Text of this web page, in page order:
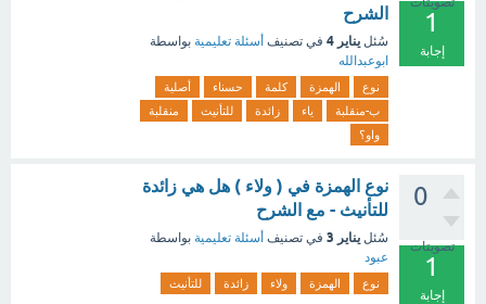
1
إجابة
الشرح
سُئل يناير 4 في تصنيف أسئلة تعليمية بواسطة
ابوعبدالله
نوع الهمزة كلمة حسناء
أصلية
ب-منقلبة
ياء زائدة للتأنيث
منقلبة
واو؟
0
تصويتات
1
إجابة
نوع الهمزة في ( ولاء ) هل هي زائدة
للتأنيث - مع الشرح
سُئل يناير 3 في تصنيف أسئلة تعليمية بواسطة
عبود
نوع الهمزة ولاء زائدة للتأنيث